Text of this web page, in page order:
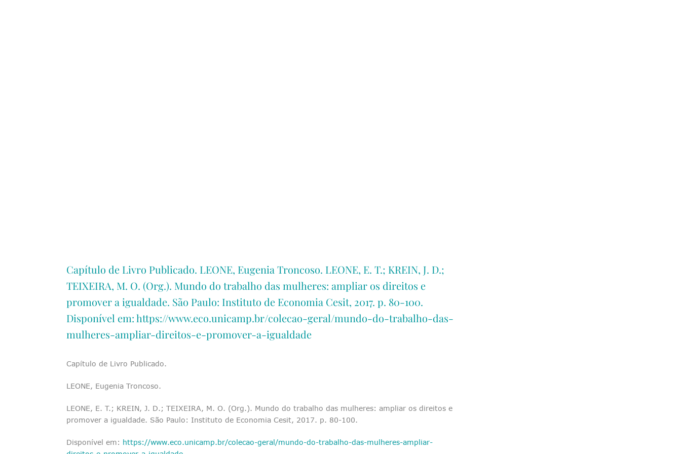
Capítulo de Livro Publicado. LEONE, Eugenia Troncoso. LEONE, E. T.; KREIN, J. D.;
TEIXEIRA, M. O. (Org.). Mundo do trabalho das mulheres: ampliar os direitos e
promover a igualdade. São Paulo: Instituto de Economia Cesit, 2017. p. 80-100.
Disponível em: https://www.eco.unicamp.br/colecao-geral/mundo-do-trabalho-das-
mulheres-ampliar-direitos-e-promover-a-igualdade
Capítulo de Livro Publicado.
LEONE, Eugenia Troncoso.
LEONE, E. T.; KREIN, J. D.; TEIXEIRA, M. O. (Org.). Mundo do trabalho das mulheres: ampliar os direitos e
promover a igualdade. São Paulo: Instituto de Economia Cesit, 2017. p. 80-100.
Disponível em: https://www.eco.unicamp.br/colecao-geral/mundo-do-trabalho-das-mulheres-ampliar-